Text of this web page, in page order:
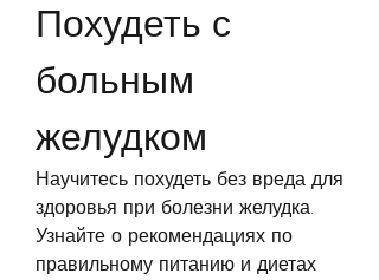
Похудеть с
больным
желудком
Научитесь похудеть без вреда для
здоровья при болезни желудка.
Узнайте о рекомендациях по
правильному питанию и диетах